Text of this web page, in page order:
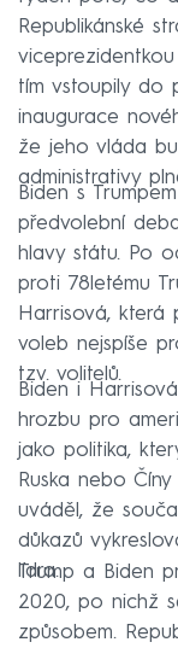
Republikánské
tím vstoupily do
inaugurace
že jeho vláda
administrativy
Biden s
předvolební
hlavy státu. Po
proti 78letému
Harrisová, která
voleb nejspíše
tzv. volitelů.
Biden i
hrozbu pro
jako politika,
Ruska nebo
uváděl, že
důkazů
lídra.
Trump a Biden
2020, po nichž
způsobem.